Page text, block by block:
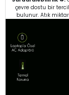
çevre dostu bir
bulunur. Atık